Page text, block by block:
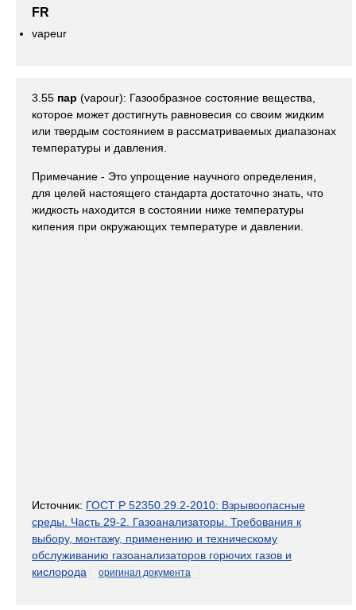
FR
vapeur
3.55 пар (vapour): Газообразное состояние вещества,
которое может достигнуть равновесия со своим жидким
или твердым состоянием в рассматриваемых диапазонах
температуры и давления.
Примечание - Это упрощение научного определения,
для целей настоящего стандарта достаточно знать, что
жидкость находится в состоянии ниже температуры
кипения при окружающих температуре и давлении.
Источник: ГОСТ Р 52350.29.2-2010: Взрывоопасные
среды. Часть 29-2. Газоанализаторы. Требования к
выбору, монтажу, применению и техническому
обслуживанию газоанализаторов горючих газов и
кислорода
оригинал документа